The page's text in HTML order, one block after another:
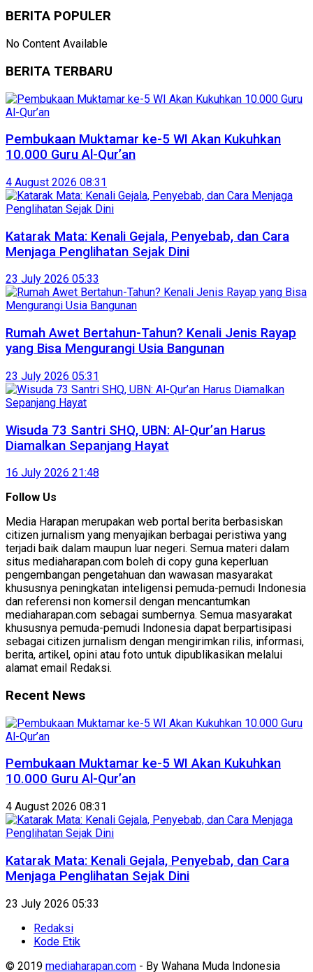
BERITA POPULER
No Content Available
BERITA TERBARU
Pembukaan Muktamar ke-5 WI Akan Kukuhkan
10.000 Guru Al-Qur’an
4 August 2026 08:31
Katarak Mata: Kenali Gejala, Penyebab, dan Cara
Menjaga Penglihatan Sejak Dini
23 July 2026 05:33
Rumah Awet Bertahun-Tahun? Kenali Jenis Rayap
yang Bisa Mengurangi Usia Bangunan
23 July 2026 05:31
Wisuda 73 Santri SHQ, UBN: Al-Qur’an Harus
Diamalkan Sepanjang Hayat
16 July 2026 21:48
Follow Us
Media Harapan merupakan web portal berita berbasiskan
citizen jurnalism yang menyajikan berbagai peristiwa yang
terjadi baik dalam maupun luar negeri. Semua materi dalam
situs mediaharapan.com boleh di copy guna keperluan
pengembangan pengetahuan dan wawasan masyarakat
khususnya peningkatan inteligensi pemuda-pemudi Indonesia
dan referensi non komersil dengan mencantumkan
mediaharapan.com sebagai sumbernya. Semua masyarakat
khususnya pemuda-pemudi Indonesia dapat berpartisipasi
sebagai citizen jurnalism dengan mengirimkan rilis, informasi,
berita, artikel, opini atau foto untuk dipublikasikan melalui
alamat email Redaksi.
Recent News
Pembukaan Muktamar ke-5 WI Akan Kukuhkan
10.000 Guru Al-Qur’an
4 August 2026 08:31
Katarak Mata: Kenali Gejala, Penyebab, dan Cara
Menjaga Penglihatan Sejak Dini
23 July 2026 05:33
Redaksi
Kode Etik
© 2019 mediaharapan.com - By Wahana Muda Indonesia